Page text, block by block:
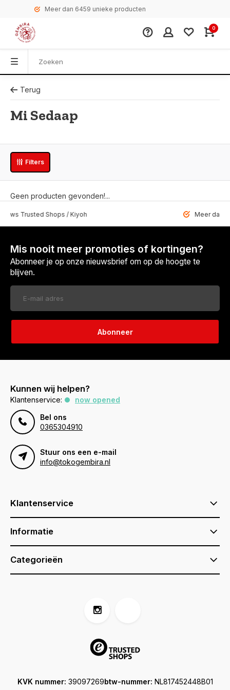
Meer dan 6459 unieke producten
0
Terug
Mi Sedaap
Filters
Geen producten gevonden!...
Shops / Kiyoh Meer dan 6459
Mis nooit meer promoties of kortingen?
Abonneer je op onze nieuwsbrief om op de hoogte te
blijven.
Abonneer
Kunnen wij helpen?
Klantenservice:
now opened
Bel ons
0365304910
Stuur ons een e-mail
info@tokogembira.nl
Klantenservice
Informatie
Categorieën
KVK nummer: 39097269btw-nummer: NL817452448B01